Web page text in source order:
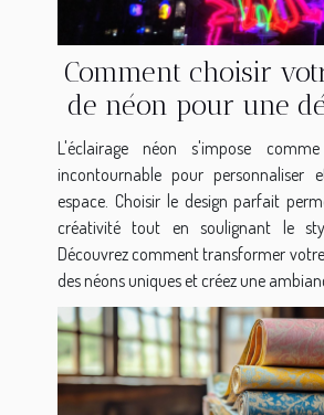
Comment choisir
de néon pour une
unique ?
L'éclairage néon s'impose
incontournable pour personnaliser
espace. Choisir le design parfait
créativité tout en soulignant le
Découvrez comment transformer
des néons uniques et créez une